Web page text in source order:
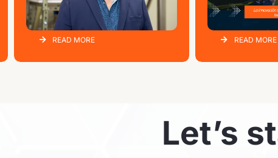
READ MORE READ MORE
Let’s